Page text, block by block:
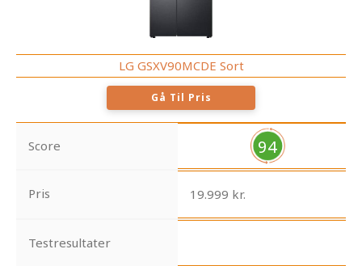
LG GSXV90MCDE Sort
Gå Til Pris
Score 94
Pris 19.999 kr.
Testresultater